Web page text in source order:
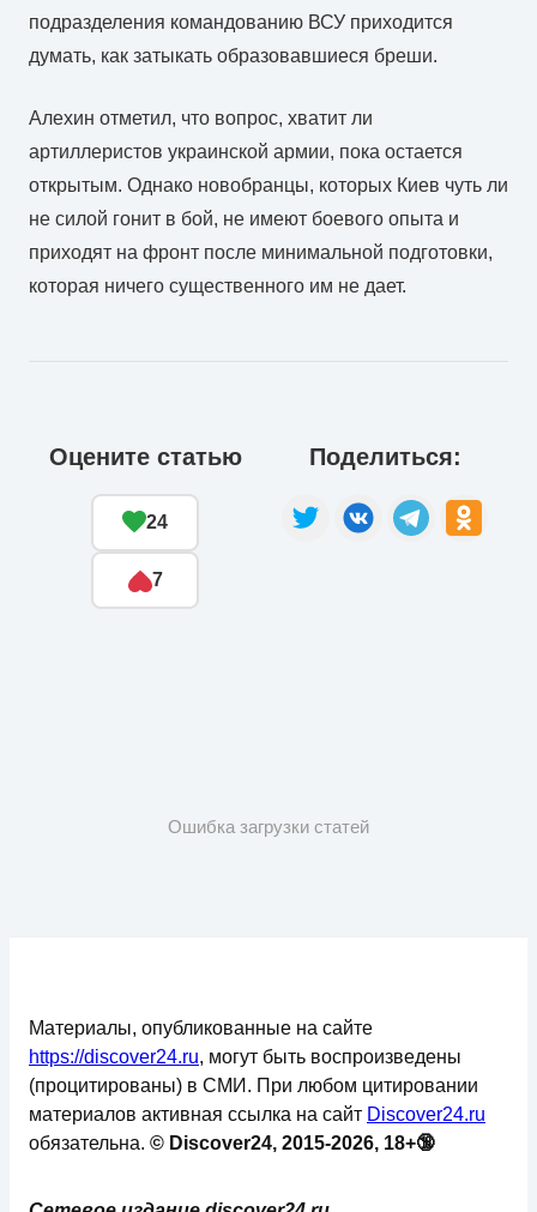
подразделения командованию ВСУ приходится
думать, как затыкать образовавшиеся бреши.
Алехин отметил, что вопрос, хватит ли
артиллеристов украинской армии, пока остается
открытым. Однако новобранцы, которых Киев чуть ли
не силой гонит в бой, не имеют боевого опыта и
приходят на фронт после минимальной подготовки,
которая ничего существенного им не дает.
Оцените статью
24
7
Поделиться:
Ошибка загрузки статей
Материалы, опубликованные на сайте
https://discover24.ru, могут быть воспроизведены
(процитированы) в СМИ. При любом цитировании
материалов активная ссылка на сайт Discover24.ru
обязательна. © Discover24, 2015-2026, 18+🔞